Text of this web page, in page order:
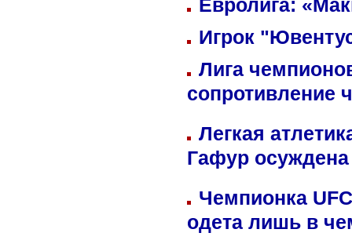
Евролига:
Игрок
Лига
сопротивление
Легкая
Гафур осуждена
Чемпионка
одета лишь в